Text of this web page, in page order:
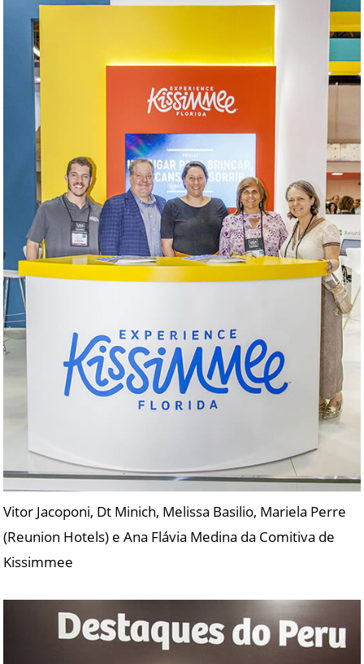
Vitor Jacoponi, Dt Minich, Melissa Basilio, Mariela Perre
(Reunion Hotels) e Ana Flávia Medina da Comitiva de
Kissimmee